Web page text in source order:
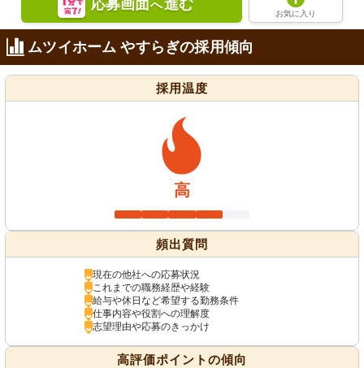
応募画面へ進む
お気に入り
ムツイホーム やすらぎの採用傾向
採用温度
高
頻出質問
現在の他社への応募状況
これまでの職務経歴や経験
給与や休日など希望する勤務条件
仕事内容や役割への理解度
志望理由や応募のきっかけ
高評価ポイントの傾向